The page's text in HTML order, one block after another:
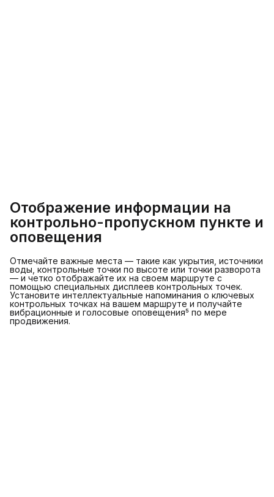
Отображение информации на
контрольно-пропускном пункте и
оповещения
Отмечайте важные места — такие как укрытия, источники
воды, контрольные точки по высоте или точки разворота
— и четко отображайте их на своем маршруте с
помощью специальных дисплеев контрольных точек.
Установите интеллектуальные напоминания о ключевых
контрольных точках на вашем маршруте и получайте
вибрационные и голосовые оповещения⁵ по мере
продвижения.